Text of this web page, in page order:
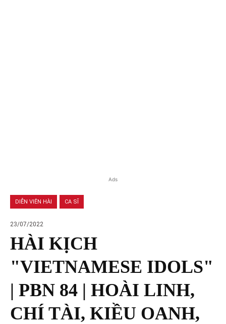
Ads
DIỄN VIÊN HÀI CA SĨ
23/07/2022
HÀI KỊCH
"VIETNAMESE IDOLS"
| PBN 84 | HOÀI LINH,
CHÍ TÀI, KIỀU OANH,